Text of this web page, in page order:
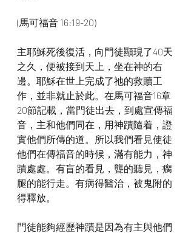
(馬可福音 16:19​-20)
主耶穌死後復活，向門徒顯現了40天
之久，便被接到天上，坐在神的右
邊。耶穌在世上完成了祂的救贖工
作，並非就止於此。在馬可福音16章
20節記載，當門徒出去，到處宣傳福
音，主和他們同在，用神蹟隨着，證
實他們所傳的道。所以我們看見使徒
他們在傳福音的時候，滿有能力，神
蹟處處。有盲的看見，聾的聽見，瘸
腿的能行走。有病得醫治，被鬼附的
得釋放。
門徒能夠經歷神蹟是因為有主與他們